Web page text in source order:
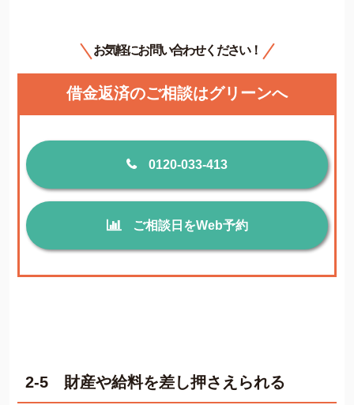
お気軽にお問い合わせください！
借金返済のご相談はグリーンへ
0120-033-413
ご相談日をWeb予約
2-5 財産や給料を差し押さえられる